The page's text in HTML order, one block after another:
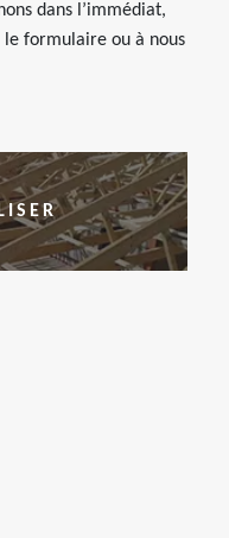
dans l’immédiat,
le formulaire ou à nous